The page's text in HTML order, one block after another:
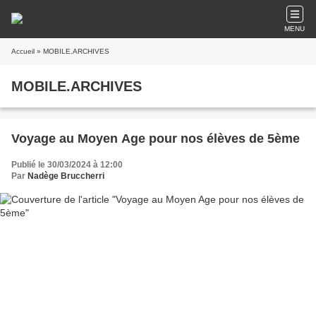
MENU
Accueil » MOBILE.ARCHIVES
MOBILE.ARCHIVES
Voyage au Moyen Age pour nos élèves de 5ème
Publié le 30/03/2024 à 12:00
Par Nadège Bruccherri